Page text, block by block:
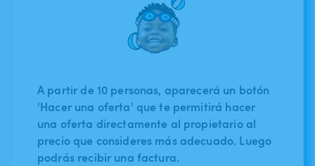
A partir de 10 personas, aparecerá un botón
'Hacer una oferta' que te permitirá hacer
una oferta directamente al propietario al
precio que consideres más adecuado. Luego
podrás recibir una factura.